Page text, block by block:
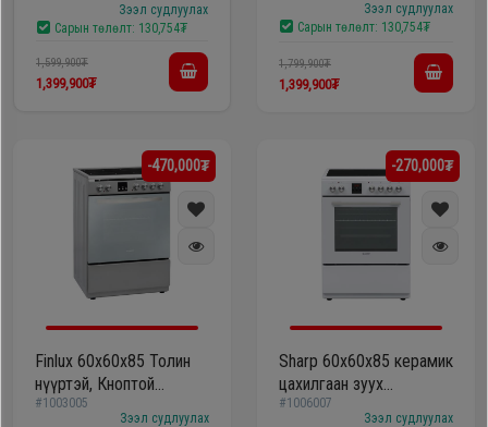
Зээл судлуулах
Сарын төлөлт: 130,754₮
1,599,900₮
1,399,900₮
Зээл судлуулах
Сарын төлөлт: 130,754₮
1,799,900₮
1,399,900₮
-470,000₮
Finlux 60x60x85 Толин
нүүртэй, Кноптой
60x60x85 /6060VCSSM/
#1003005
Зээл судлуулах
-270,000₮
Sharp 60х60х85 керамик
цахилгаан зуух
KF76FVDD22WMN
#1006007
Зээл судлуулах